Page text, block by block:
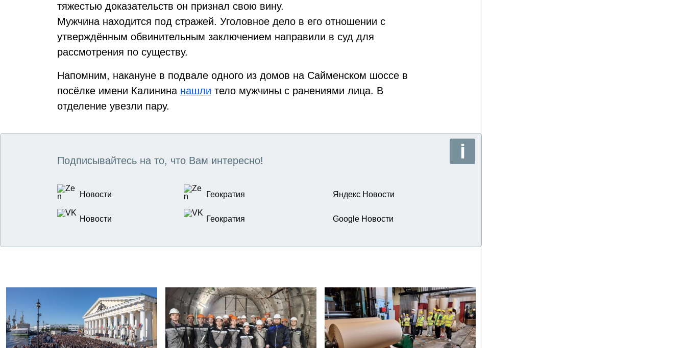
тяжестью доказательств он признал свою вину.
Мужчина находится под стражей. Уголовное дело в его отношении с
утверждённым обвинительным заключением направили в суд для
рассмотрения по существу.
Напомним, накануне в подвале одного из домов на Сайменском шоссе в
посёлке имени Калинина нашли тело мужчины с ранениями лица. В
отделение увезли пару.
Подписывайтесь на то, что Вам интересно!
Новости Геократия Яндекс Новости
Новости Геократия Google Новости